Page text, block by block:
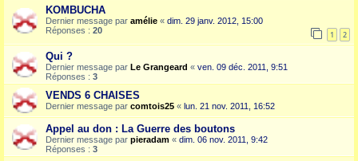
KOMBUCHA
Dernier message par amélie « dim. 29 janv. 2012, 15:00
Réponses : 20 1 2
Qui ?
Dernier message par Le Grangeard « ven. 09 déc. 2011, 9:51
Réponses : 3
VENDS 6 CHAISES
Dernier message par comtois25 « lun. 21 nov. 2011, 16:52
Appel au don : La Guerre des boutons
Dernier message par pieradam « dim. 06 nov. 2011, 9:42
Réponses : 3